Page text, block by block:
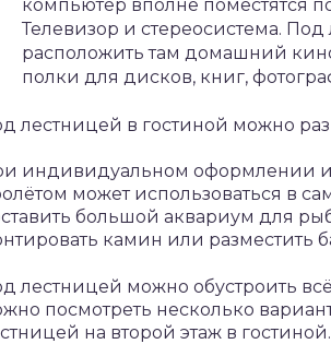
компьютер вполне поместятся
Телевизор и стереосистема.
расположить там домашний
полки для дисков, книг,
лестницей в гостиной можно
индивидуальном оформлении
может использоваться в
большой аквариум для
камин или разместить
лестницей можно обустроить
посмотреть несколько
на второй этаж в гостиной.